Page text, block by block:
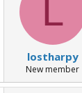
L
lostharpy
New member